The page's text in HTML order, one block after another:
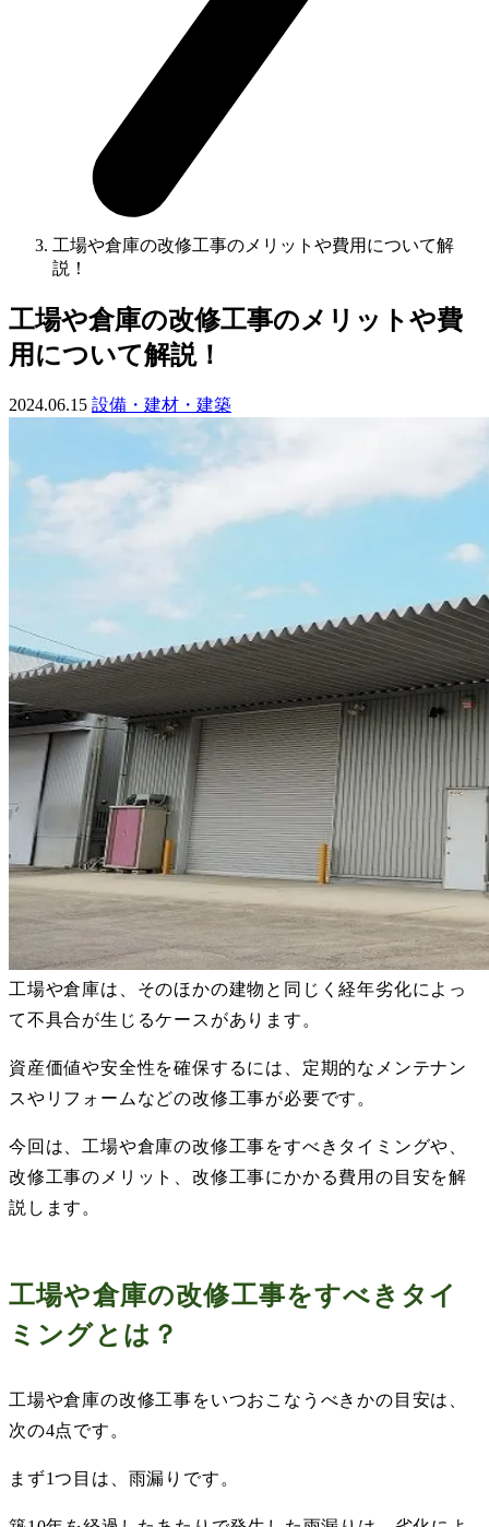
工場や倉庫の改修工事のメリットや費用について解
説！
工場や倉庫の改修工事のメリットや費
用について解説！
2024.06.15 設備・建材・建築
工場や倉庫は、そのほかの建物と同じく経年劣化によっ
て不具合が生じるケースがあります。
資産価値や安全性を確保するには、定期的なメンテナン
スやリフォームなどの改修工事が必要です。
今回は、工場や倉庫の改修工事をすべきタイミングや、
改修工事のメリット、改修工事にかかる費用の目安を解
説します。
工場や倉庫の改修工事をすべきタイ
ミングとは？
工場や倉庫の改修工事をいつおこなうべきかの目安は、
次の4点です。
まず1つ目は、雨漏りです。